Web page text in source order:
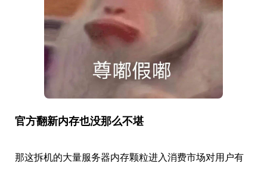
官方翻新内存也没那么不堪
那这拆机的大量服务器内存颗粒进入消费市场对用户有